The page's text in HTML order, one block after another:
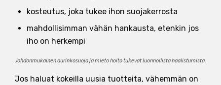
kosteutus, joka tukee ihon suojakerrosta
mahdollisimman vähän hankausta, etenkin jos
iho on herkempi
Johdonmukainen aurinkosuoja ja mieto hoito tukevat luonnollista haalistumista.
Jos haluat kokeilla uusia tuotteita, vähemmän on